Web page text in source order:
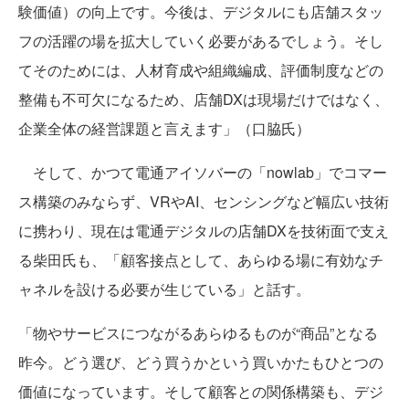
験価値）の向上です。今後は、デジタルにも店舗スタッ
フの活躍の場を拡大していく必要があるでしょう。そし
てそのためには、人材育成や組織編成、評価制度などの
整備も不可欠になるため、店舗DXは現場だけではなく、
企業全体の経営課題と言えます」（口脇氏）
そして、かつて電通アイソバーの「nowlab」でコマー
ス構築のみならず、VRやAI、センシングなど幅広い技術
に携わり、現在は電通デジタルの店舗DXを技術面で支え
る柴田氏も、「顧客接点として、あらゆる場に有効なチ
ャネルを設ける必要が生じている」と話す。
「物やサービスにつながるあらゆるものが“商品”となる
昨今。どう選び、どう買うかという買いかたもひとつの
価値になっています。そして顧客との関係構築も、デジ